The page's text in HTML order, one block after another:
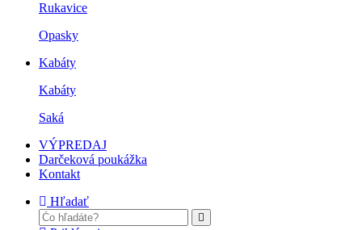
Rukavice
Opasky
Kabáty
Kabáty
Saká
VÝPREDAJ
Darčeková poukážka
Kontakt
Hľadať